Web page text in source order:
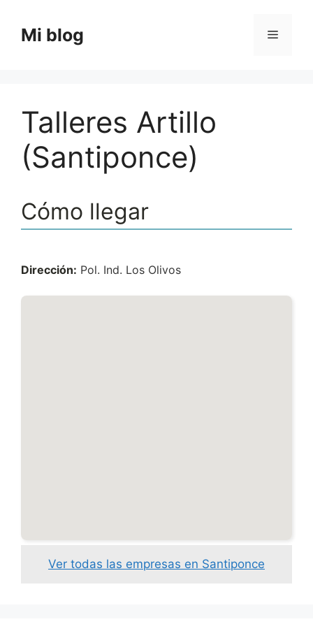
contenido
Mi blog Menú
Talleres Artillo
(Santiponce)
Cómo llegar
Dirección: Pol. Ind. Los Olivos
Ver todas las empresas en Santiponce